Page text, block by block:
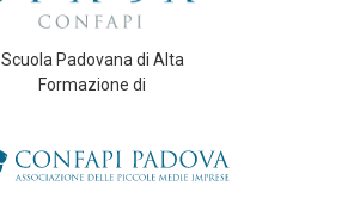
Scuola Padovana di Alta
Formazione di